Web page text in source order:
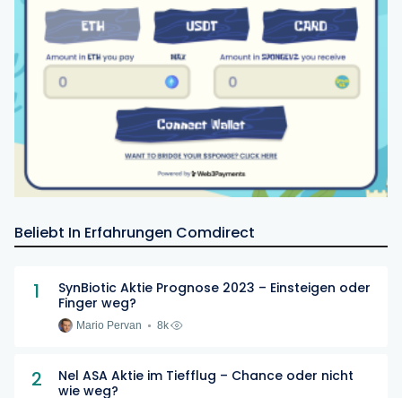
Beliebt In Erfahrungen Comdirect
1
SynBiotic Aktie Prognose 2023 – Einsteigen oder
Finger weg?
Mario Pervan 8k
2
Nel ASA Aktie im Tiefflug – Chance oder nicht
wie weg?